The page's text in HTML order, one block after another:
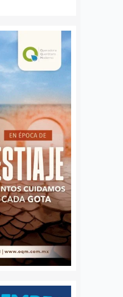
Ya suman 59
diagnósticos de
autismo en Querétaro;
refuerzan la detección
temprana
José Morales 5 agosto, 2026
Más de 59 diagnósticos
especializados de autismo se han
realizado en el Municipio de
Querétaro desde mayo de este año
como parte de las jornadas de